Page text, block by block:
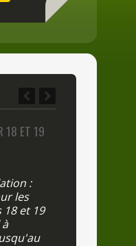
18 ET 19
:
les
et 19